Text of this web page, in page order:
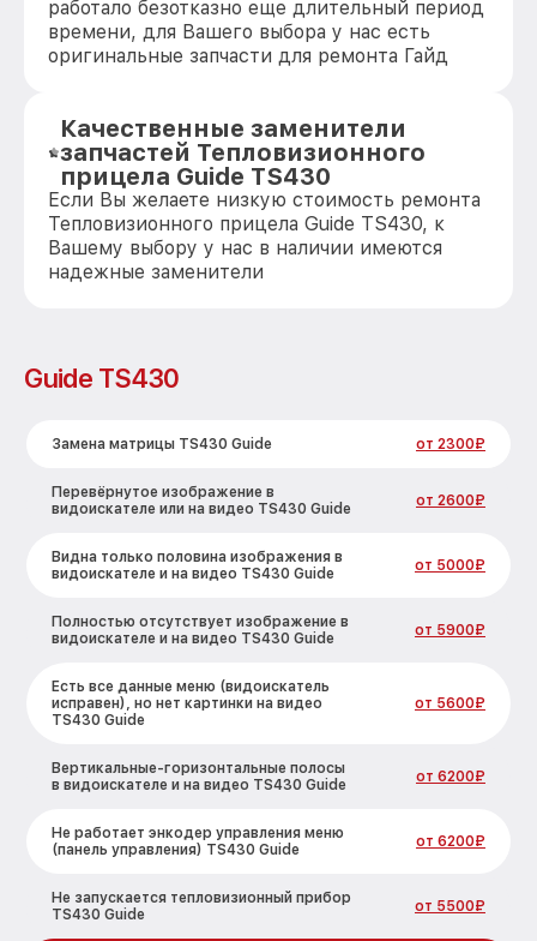
работало безотказно еще длительный период
времени, для Вашего выбора у нас есть
оригинальные запчасти для ремонта Гайд
Качественные заменители
запчастей Тепловизионного
прицела Guide TS430
Если Вы желаете низкую стоимость ремонта
Тепловизионного прицела Guide TS430, к
Вашему выбору у нас в наличии имеются
надежные заменители
Guide TS430
Замена матрицы TS430 Guide от 2300₽
Перевёрнутое изображение в
видоискателе или на видео TS430 Guide
от 2600₽
Видна только половина изображения в
видоискателе и на видео TS430 Guide
от 5000₽
Полностью отсутствует изображение в
видоискателе и на видео TS430 Guide
от 5900₽
Есть все данные меню (видоискатель
исправен), но нет картинки на видео
TS430 Guide
от 5600₽
Вертикальные-горизонтальные полосы
в видоискателе и на видео TS430 Guide
от 6200₽
Не работает энкодер управления меню
(панель управления) TS430 Guide
от 6200₽
Не запускается тепловизионный прибор
TS430 Guide
от 5500₽